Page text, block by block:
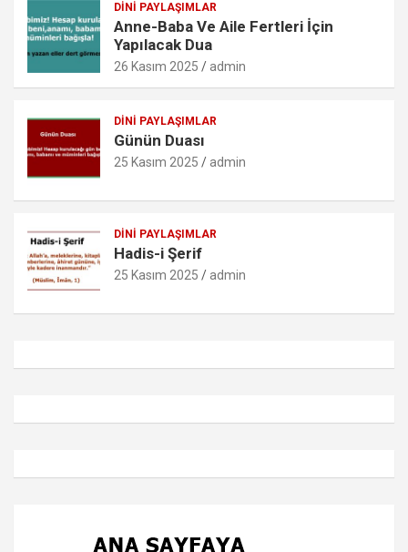
DINI PAYLAŞIMLAR
Anne-Baba Ve Aile Fertleri İçin
Yapılacak Dua
26 Kasım 2025 admin
DINI PAYLAŞIMLAR
Günün Duası
25 Kasım 2025 admin
DINI PAYLAŞIMLAR
Hadis-i Şerif
25 Kasım 2025 admin